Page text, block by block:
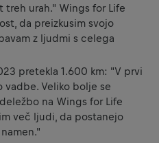
treh urah." Wings for Life
da preizkusim svojo
z ljudmi s celega
pretekla 1.600 km: "V prvi
vadbe. Veliko bolje se
na Wings for Life
več ljudi, da postanejo